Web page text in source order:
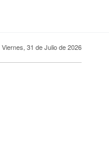
Viernes, 31 de Julio de 2026